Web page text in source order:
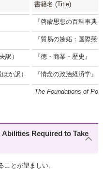
書籍名 (Title)
『啓蒙思想の百科事典』
『貿易の嫉妬：国際競
訳） 『徳・商業・歴史』
か訳） 『情念の政治経済学』
The Foundations of
Abilities Required to Take
とが望ましい。